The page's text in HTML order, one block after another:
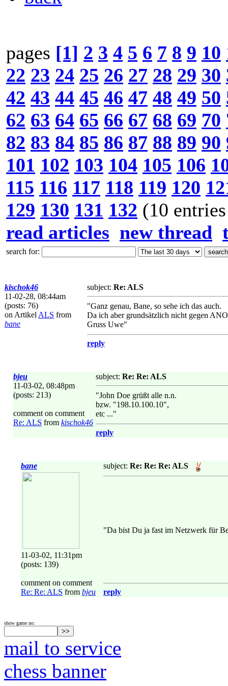
pages [1] 2 3 4 5 6 7 8 9 10
22 23 24 25 26 27 28 29 30
42 43 44 45 46 47 48 49 50
62 63 64 65 66 67 68 69 70
82 83 84 85 86 87 88 89 90
101 102 103 104 105 106
115 116 117 118 119 120
129 130 131 132 (10
read articles new thread
search for:
kischok46
11-02-28, 08:44am
(posts: 76)
on Artikel ALS from
bane
subject: Re: ALS
"Ganz genau, Bane, so sehe ich das auch.
Da ich aber grundsätzlich nicht gegen
Gruss Uwe"
reply
bjeu
11-03-02, 08:48pm
(posts: 213)
comment on comment
Re: ALS from kischok46
subject: Re: Re: ALS
"John Doe grüßt alle n.n.
bzw. "198.10.100.10",
etc ..."
reply
bane
11-03-02, 11:31pm
(posts: 139)
comment on comment
Re: Re: ALS from bjeu
subject: Re: Re: Re: ALS
"Da bist Du ja fast im Netzwerk für
reply
show game no:
mail to service
chess banner